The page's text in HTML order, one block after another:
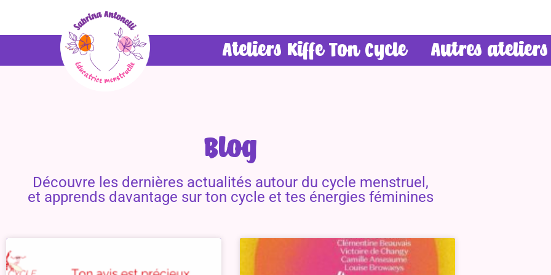
Ateliers Kiffe Ton Cycle Autres ateliers
Blog
Découvre les dernières actualités autour du cycle menstruel,
et apprends davantage sur ton cycle et tes énergies féminines